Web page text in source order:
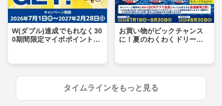
W(ダブル)達成でもれなく30
0期間限定マイボポイントG
お買い物がビックチャンス
に！夏のわくわくドリーム
タイムラインをもっと見る